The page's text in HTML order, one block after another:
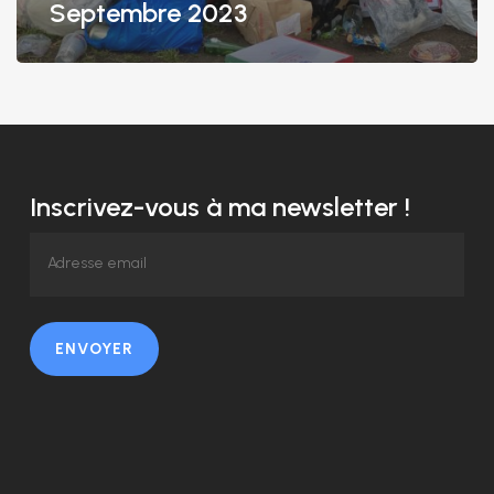
Septembre 2023
Inscrivez-vous à ma newsletter !
ENVOYER